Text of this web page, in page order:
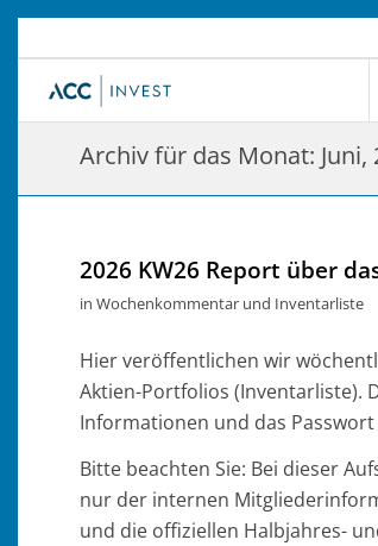
Archiv für das Monat: Juni,
2026 KW26 Report über
in Wochenkommentar und Inventarliste
Hier veröffentlichen wir
Aktien-Portfolios (Inventarliste).
Informationen und das
Bitte beachten Sie: Bei dieser
nur der internen
und die offiziellen Halbjahres-